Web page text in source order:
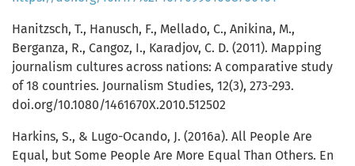
Hanitzsch, T., Hanusch, F., Mellado, C., Anikina, M.,
Berganza, R., Cangoz, I., Karadjov, C. D. (2011). Mapping
journalism cultures across nations: A comparative study
of 18 countries. Journalism Studies, 12(3), 273-293.
doi.org/10.1080/1461670X.2010.512502
Harkins, S., & Lugo-Ocando, J. (2016a). All People Are
Equal, but Some People Are More Equal Than Others. En